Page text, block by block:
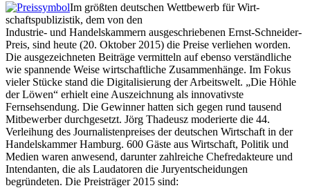
Im größten deutschen Wettbewerb für Wirt­
schaftspubli­zistik, dem von den
Industrie- und Handelskammern ausgeschriebenen Ernst-Schneider-
Preis, sind heute (20. Oktober 2015) die Preise ver­lie­hen worden.
Die ausgezeichneten Beiträge vermitteln auf ebenso verständliche
wie spannende Weise wirtschaftliche Zusammenhänge. Im Fokus
vieler Stücke stand die Digitalisierung der Arbeitswelt. „Die Höhle
der Löwen“ erhielt eine Auszeichnung als innovativste
Fernsehsendung. Die Gewinner hatten sich gegen rund tausend
Mitbewerber durchgesetzt. Jörg Thadeusz moderierte die 44.
Verleihung des Journalistenpreises der deutschen Wirtschaft in der
Handelskammer Hamburg. 600 Gäste aus Wirtschaft, Politik und
Medien waren anwesend, darunter zahlreiche Chefredakteure und
Intendanten, die als Laudatoren die Juryentscheidungen
begründeten. Die Preisträger 2015 sind: